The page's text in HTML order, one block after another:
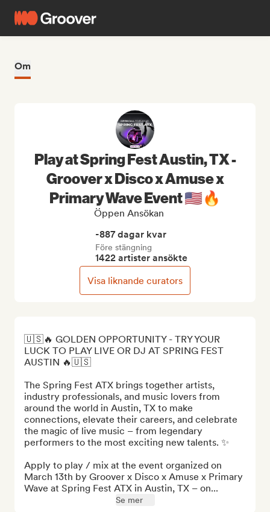
Om
🇺🇸🔥 GOLDEN OPPORTUNITY - TRY YOUR
LUCK TO PLAY LIVE OR DJ AT SPRING FEST
AUSTIN 🔥🇺🇸
The Spring Fest ATX brings together artists,
industry professionals, and music lovers from
around the world in Austin, TX to make
connections, elevate their careers, and celebrate
the magic of live music – from legendary
performers to the most exciting new talents. ✨
Apply to play / mix at the event organized on
March 13th by Groover x Disco x Amuse x Primary
Wave at Spring Fest ATX in Austin, TX – on...
Se mer
Play at Spring Fest Austin, TX -
Groover x Disco x Amuse x
Primary Wave Event 🇺🇸🔥
Öppen Ansökan
-887 dagar kvar
Före stängning
1422 artister ansökte
Visa liknande curators